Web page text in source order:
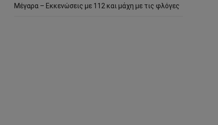
Μέγαρα – Εκκενώσεις με 112 και μάχη με τις φλόγες